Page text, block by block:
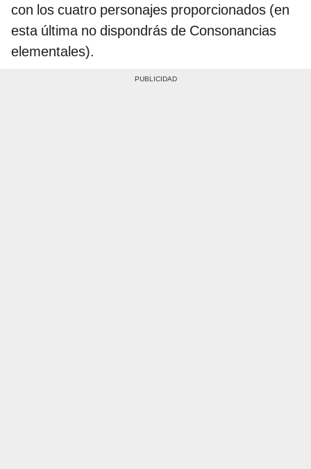
con los cuatro personajes proporcionados (en
esta última no dispondrás de Consonancias
elementales).